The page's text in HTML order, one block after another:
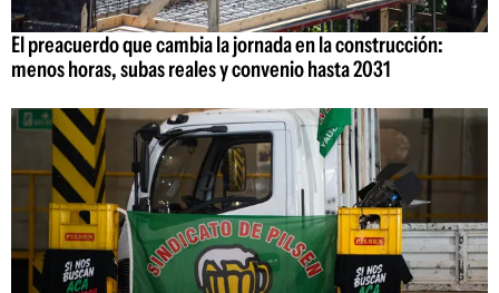
El preacuerdo que cambia la jornada en la construcción:
menos horas, subas reales y convenio hasta 2031